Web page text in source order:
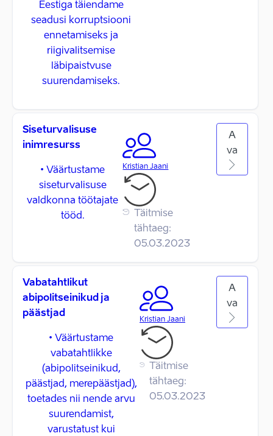
Eestiga täiendame
seadusi korruptsiooni
ennetamiseks ja
riigivalitsemise
läbipaistvuse
suurendamiseks.
Siseturvalisuse
inimresurss
• Väärtustame
siseturvalisuse
valdkonna töötajate
tööd.
Kristian Jaani
Täitmise
tähtaeg:
05.03.2023
A
va
Vabatahtlikut
abipolitseinikud ja
päästjad
• Väärtustame
vabatahtlikke
(abipolitseinikud,
päästjad, merepäästjad),
toetades nii nende arvu
suurendamist,
varustatust kui
Kristian Jaani
Täitmise
tähtaeg:
05.03.2023
A
va